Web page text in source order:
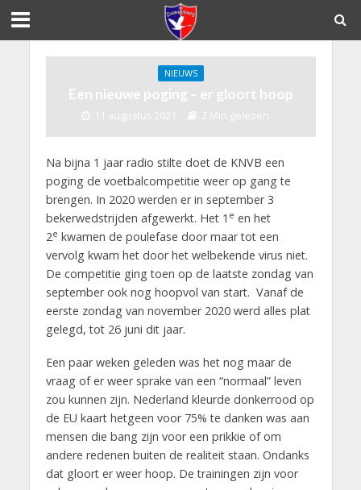
NIEUWS
Een nieuwe poging – er gloort hoop
11 augustus 2021 2 Min gelezen
Na bijna 1 jaar radio stilte doet de KNVB een
poging de voetbalcompetitie weer op gang te
brengen. In 2020 werden er in september 3
bekerwedstrijden afgewerkt. Het 1 e en het
2e kwamen de poulefase door maar tot een
vervolg kwam het door het welbekende virus niet.
De competitie ging toen op de laatste zondag van
september ook nog hoopvol van start. Vanaf de
eerste zondag van november 2020 werd alles plat
gelegd, tot 26 juni dit jaar.
Een paar weken geleden was het nog maar de
vraag of er weer sprake van een “normaal” leven
zou kunnen zijn. Nederland kleurde donkerrood op
de EU kaart hetgeen voor 75% te danken was aan
mensen die bang zijn voor een prikkie of om
andere redenen buiten de realiteit staan. Ondanks
dat gloort er weer hoop. De trainingen zijn voor